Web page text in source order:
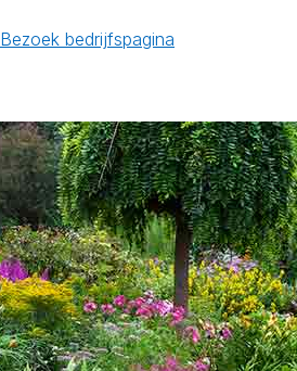
Bezoek bedrijfspagina